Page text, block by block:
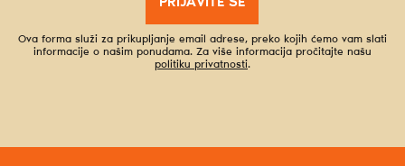
Ova forma služi za prikupljanje email adrese, preko kojih ćemo vam slati
informacije o našim ponudama. Za više informacija pročitajte našu
politiku privatnosti.